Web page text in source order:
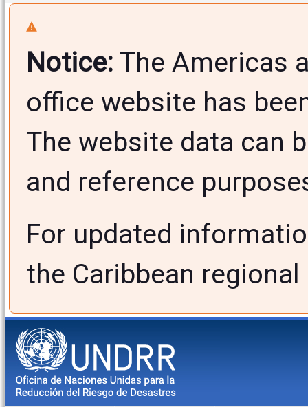
Notice: The Americas
office website has
The website data can
and reference
For updated
the Caribbean